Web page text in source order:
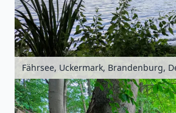
Fährsee, Uckermark, Brandenburg,